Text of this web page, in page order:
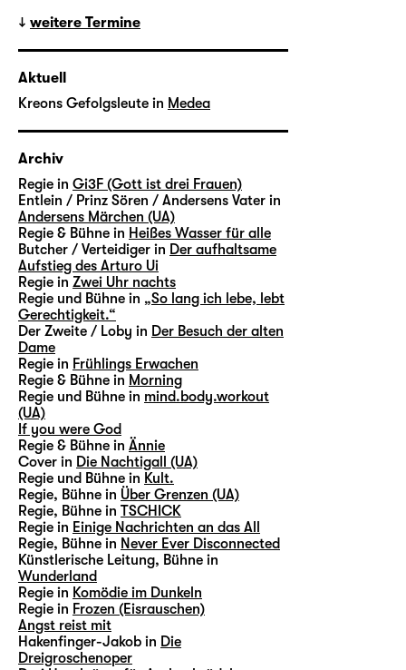
weitere Termine
Aktuell
Kreons Gefolgsleute in Medea
Archiv
Regie in Gi3F (Gott ist drei Frauen)
Entlein / Prinz Sören / Andersens Vater in
Andersens Märchen (UA)
Regie & Bühne in Heißes Wasser für alle
Butcher / Verteidiger in Der aufhaltsame
Aufstieg des Arturo Ui
Regie in Zwei Uhr nachts
Regie und Bühne in „So lang ich lebe, lebt
Gerechtigkeit.“
Der Zweite / Loby in Der Besuch der alten
Dame
Regie in Frühlings Erwachen
Regie & Bühne in Morning
Regie und Bühne in mind.body.workout
(UA)
If you were God
Regie & Bühne in Ännie
Cover in Die Nachtigall (UA)
Regie und Bühne in Kult.
Regie, Bühne in Über Grenzen (UA)
Regie, Bühne in TSCHICK
Regie in Einige Nachrichten an das All
Regie, Bühne in Never Ever Disconnected
Künstlerische Leitung, Bühne in
Wunderland
Regie in Komödie im Dunkeln
Regie in Frozen (Eisrauschen)
Angst reist mit
Hakenfinger-Jakob in Die
Dreigroschenoper